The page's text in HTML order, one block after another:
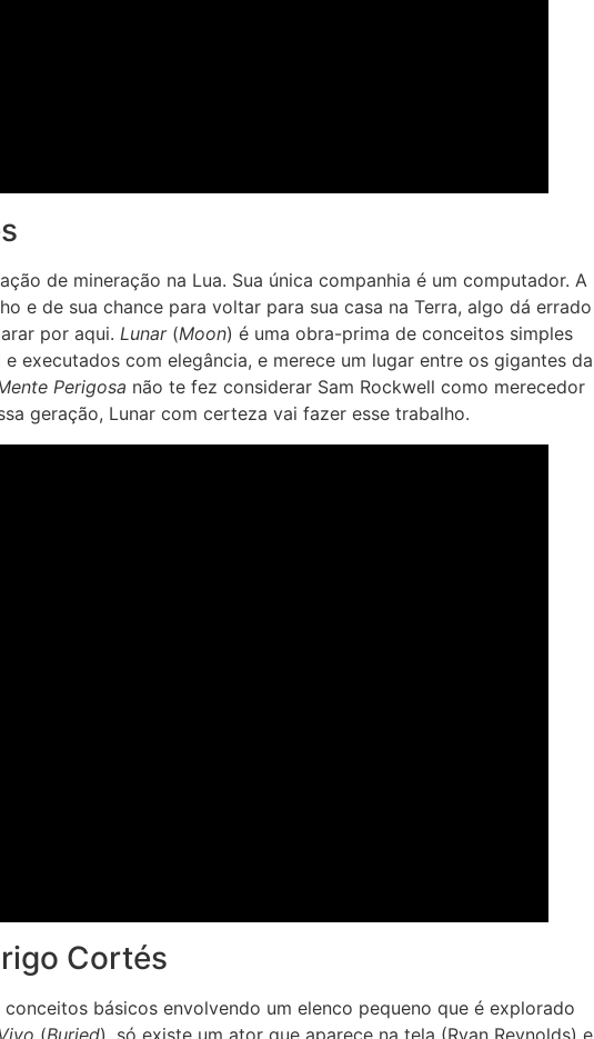
de mineração na Lua. Sua única companhia é um computador. A
e de sua chance para voltar para sua casa na Terra, algo dá errado
por aqui. Lunar (Moon) é uma obra-prima de conceitos simples
executados com elegância, e merece um lugar entre os gigantes da
Perigosa não te fez considerar Sam Rockwell como merecedor
geração, Lunar com certeza vai fazer esse trabalho.
Cortés
básicos envolvendo um elenco pequeno que é explorado